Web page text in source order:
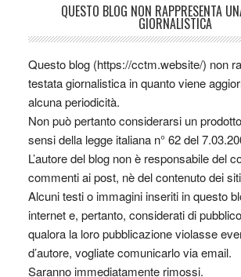
QUESTO BLOG NON RAPPRESENTA
GIORNALISTICA
Questo blog (https://cctm.website/) non
testata giornalistica in quanto viene
alcuna periodicità.
Non può pertanto considerarsi un
sensi della legge italiana n° 62 del
L’autore del blog non è responsabile del
commenti ai post, nè del contenuto dei
Alcuni testi o immagini inseriti in questo
internet e, pertanto, considerati di
qualora la loro pubblicazione violasse
d’autore, vogliate comunicarlo via email.
Saranno immediatamente rimossi.